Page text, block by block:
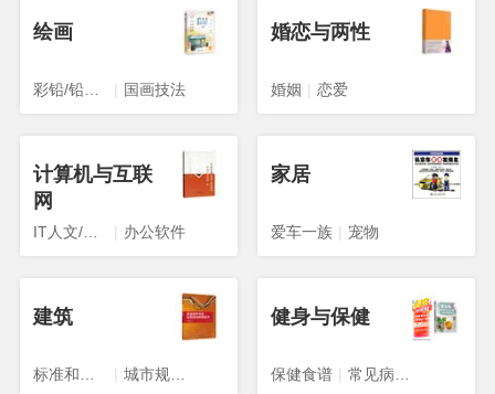
绘画
| 国画技法
婚恋与两性
婚姻 | 恋爱
计算机与互联
网
| 办公软件
家居
爱车一族 | 宠物
建筑
| 城市规划、城市设计
健身与保健
保健食谱 |